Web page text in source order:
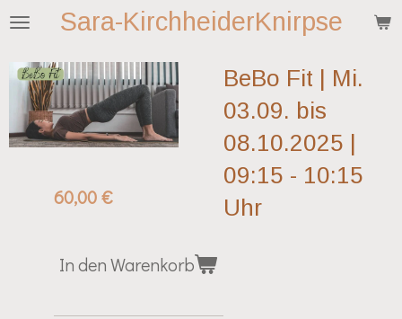
Zum
springen
Sara-KirchheiderKnirpse
BeBo Fit | Mi.
03.09. bis
08.10.2025 |
09:15 - 10:15
Uhr
60,00 €
In den Warenkorb